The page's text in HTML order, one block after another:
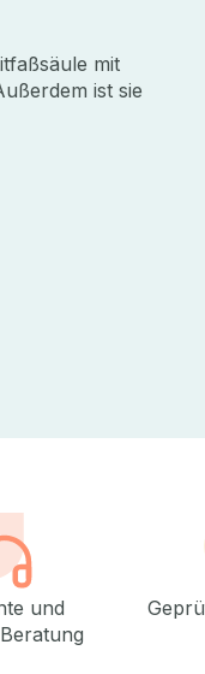
mit
ist sie
und